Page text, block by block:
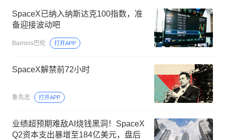
SpaceX已纳入纳斯达克100指数，准
备迎接波动吧
Barrons巴伦 打开APP
SpaceX解禁前72小时
象先志 打开APP
业绩超预期难敌AI烧钱黑洞！SpaceX
Q2资本支出暴增至184亿美元，盘后